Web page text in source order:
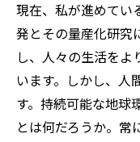
現在、私が進めてい
発とその量産化研究
し、人々の生活をよ
います。しかし、人
す。持続可能な地球
とは何だろうか。常